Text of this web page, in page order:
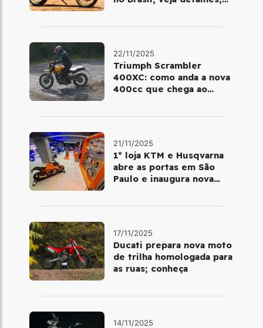
22/11/2025
Triumph Scrambler
400XC: como anda a nova
400cc que chega ao
21/11/2025
1º loja KTM e Husqvarna
abre as portas em São
Paulo e inaugura nova
17/11/2025
Ducati prepara nova moto
de trilha homologada para
as ruas; conheça
14/11/2025